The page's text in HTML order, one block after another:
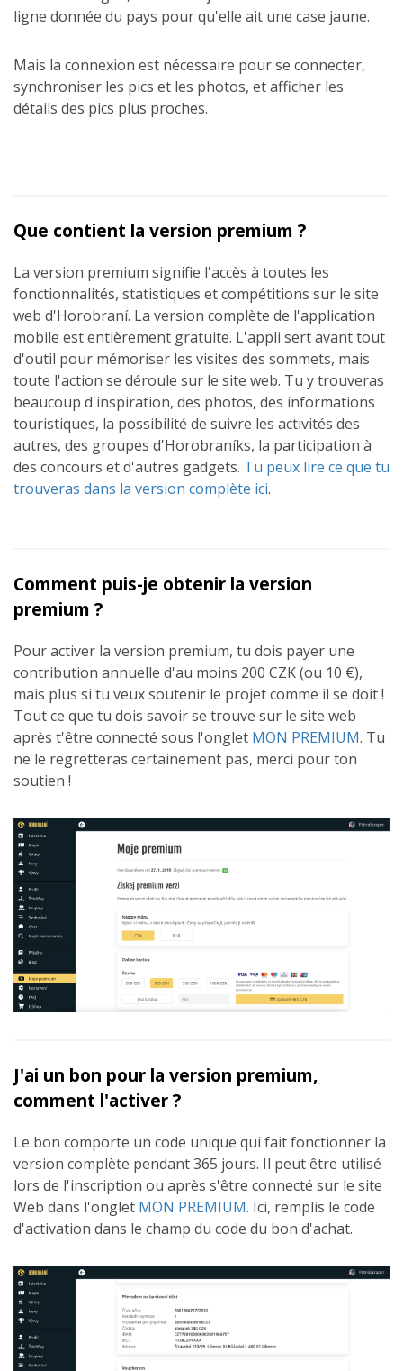
ligne donnée du pays pour qu'elle ait une case jaune.
Mais la connexion est nécessaire pour se connecter,
synchroniser les pics et les photos, et afficher les
détails des pics plus proches.
Que contient la version premium ?
La version premium signifie l'accès à toutes les
fonctionnalités, statistiques et compétitions sur le site
web d'Horobraní. La version complète de l'application
mobile est entièrement gratuite. L'appli sert avant tout
d'outil pour mémoriser les visites des sommets, mais
toute l'action se déroule sur le site web. Tu y trouveras
beaucoup d'inspiration, des photos, des informations
touristiques, la possibilité de suivre les activités des
autres, des groupes d'Horobraníks, la participation à
des concours et d'autres gadgets. Tu peux lire ce que tu
trouveras dans la version complète ici.
Comment puis-je obtenir la version
premium ?
Pour activer la version premium, tu dois payer une
contribution annuelle d'au moins 200 CZK (ou 10 €),
mais plus si tu veux soutenir le projet comme il se doit !
Tout ce que tu dois savoir se trouve sur le site web
après t'être connecté sous l'onglet MON PREMIUM. Tu
ne le regretteras certainement pas, merci pour ton
soutien !
J'ai un bon pour la version premium,
comment l'activer ?
Le bon comporte un code unique qui fait fonctionner la
version complète pendant 365 jours. Il peut être utilisé
lors de l'inscription ou après s'être connecté sur le site
Web dans l'onglet MON PREMIUM. Ici, remplis le code
d'activation dans le champ du code du bon d'achat.